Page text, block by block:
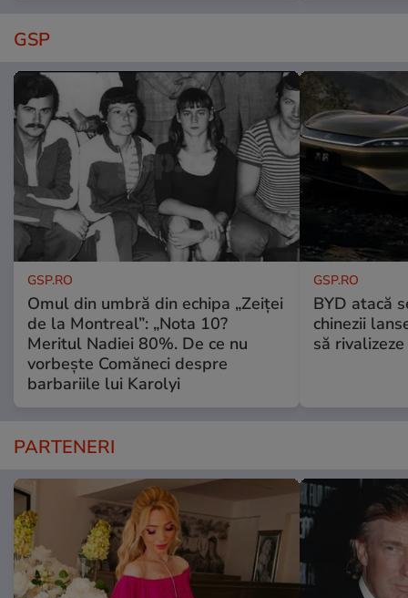
GSP
GSP.RO
Omul din umbră din echipa „Zeiței
de la Montreal”: „Nota 10?
Meritul Nadiei 80%. De ce nu
vorbește Comăneci despre
barbariile lui Karolyi
GSP.RO
BYD atacă
chinezii
să
PARTENERI